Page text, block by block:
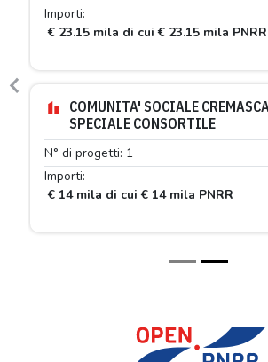
Importi:
€ 23.15 mila di cui € 23.15 mila PNRR
COMUNITA' SOCIALE
SPECIALE CONSORTILE
N° di progetti: 1
Importi:
€ 14 mila di cui € 14 mila PNRR
Previous